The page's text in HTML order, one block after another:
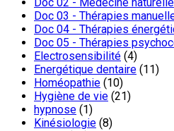
Doc 03 - Thérapies
Doc 04 - Thérapies
Doc 05 - Thérapies
Electrosensibilité (4)
Energétique dentaire (11)
Homéopathie (10)
Hygiène de vie (21)
hypnose (1)
Kinésiologie (8)